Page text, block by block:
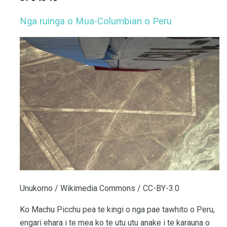
Nga ruinga o Mua-Columbian o Peru
Unukorno / Wikimedia Commons / CC-BY-3.0
Ko Machu Picchu pea te kingi o nga pae tawhito o Peru,
engari ehara i te mea ko te utu utu anake i te karauna o